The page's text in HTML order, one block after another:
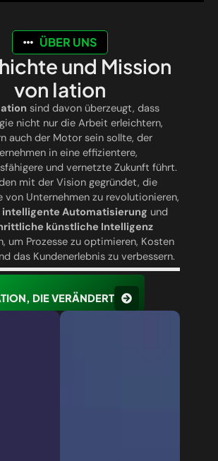
ÜBER UNS
und Mission
von Iation
sind davon überzeugt, dass
nicht nur die Arbeit erleichtern,
auch der Motor sein sollte, der
in eine effizientere,
und vernetzte Zukunft führt.
mit der Vision gegründet, die
von Unternehmen zu revolutionieren,
intelligente Automatisierung und
künstliche Intelligenz
um Prozesse zu optimieren, Kosten
das Kundenerlebnis zu verbessern.
DIE VERÄNDERT